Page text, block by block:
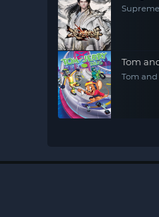
Supreme
Tom
Tom and